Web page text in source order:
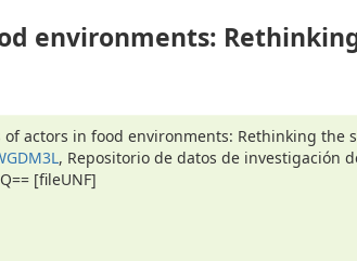
environments:
actors in food environments: Rethinking the
, Repositorio de datos de investigación
[fileUNF]